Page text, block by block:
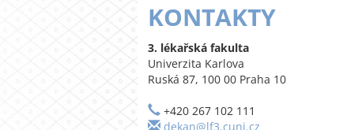
KONTAKTY
3. lékařská fakulta
Univerzita Karlova
Ruská 87, 100 00 Praha 10
+420 267 102 111
dekan@lf3.cuni.cz